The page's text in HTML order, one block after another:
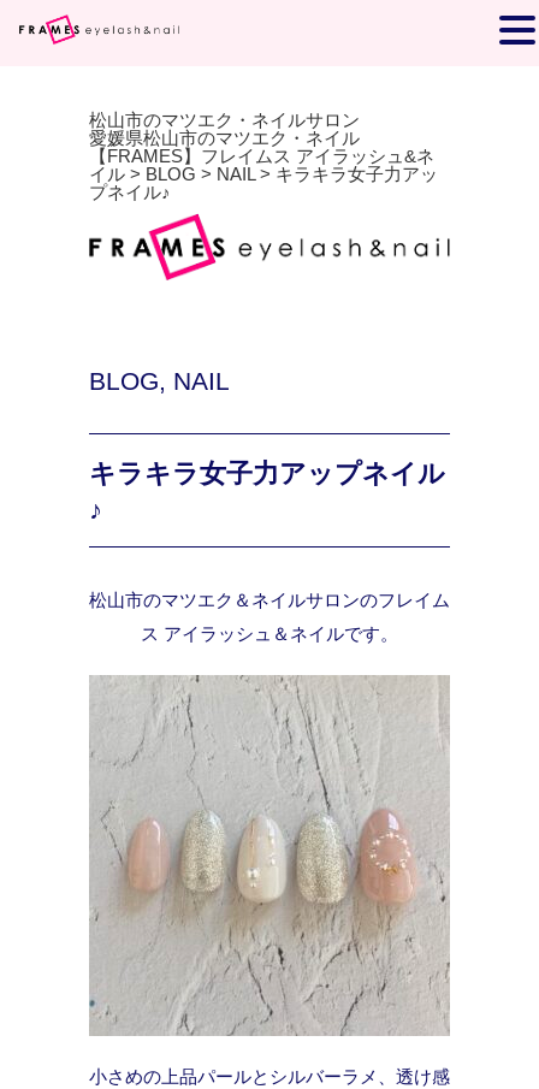
松山市のマツエク・ネイルサロン
愛媛県松山市のマツエク・ネイル
【FRAMES】フレイムス アイラッシュ&ネ
イル > BLOG > NAIL> キラキラ女子力アッ
プネイル♪
BLOG, NAIL
キラキラ女子力アップネイル
♪
松山市のマツエク＆ネイルサロンのフレイム
ス アイラッシュ＆ネイルです。
小さめの上品パールとシルバーラメ、透け感